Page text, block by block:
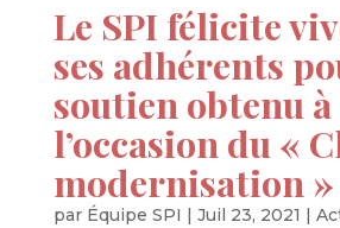
Le SPI félicite
ses adhérents
soutien obtenu à
l’occasion du «
modernisation »
par Équipe SPI | Juil 23, 2021 |